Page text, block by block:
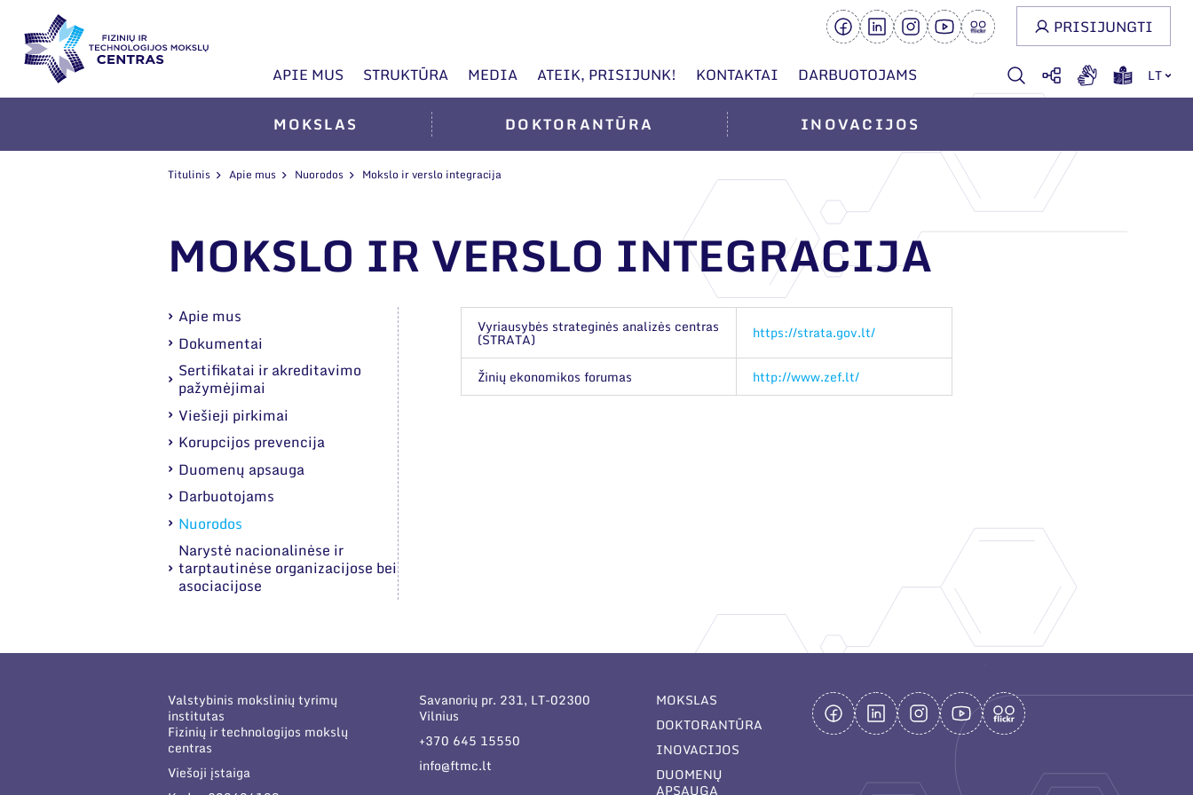
APIE MUS STRUKTŪRA MEDIA ATEIK, PRISIJUNK! KONTAKTAI DARBUOTOJAMS LT
PRISIJUNGTI
MOKSLAS DOKTORANTŪRA INOVACIJOS
Titulinis Apie mus Nuorodos Mokslo ir verslo integracija
MOKSLO IR VERSLO INTEGRACIJA
Apie mus
Dokumentai
Sertifikatai ir akreditavimo
pažymėjimai
Viešieji pirkimai
Korupcijos prevencija
Duomenų apsauga
Darbuotojams
Nuorodos
Narystė nacionalinėse ir
tarptautinėse organizacijose bei
asociacijose
Vyriausybės strateginės analizės centras
(STRATA) https://strata.gov.lt/
Žinių ekonomikos forumas http://www.zef.lt/
Valstybinis mokslinių tyrimų
institutas
Fizinių ir technologijos mokslų
centras
Viešoji įstaiga
Savanorių pr. 231, LT-02300
Vilnius
+370 645 15550
info@ftmc.lt
MOKSLAS
DOKTORANTŪRA
INOVACIJOS
DUOMENŲ
APSAUGA